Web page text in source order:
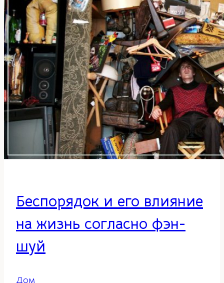
Беспорядок и его влияние
на жизнь согласно фэн-
шуй
Дом